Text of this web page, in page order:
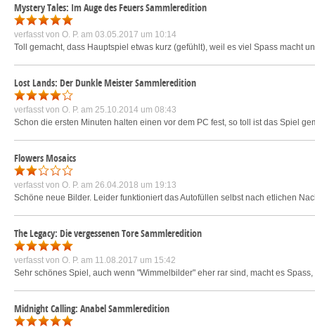
Mystery Tales: Im Auge des Feuers Sammleredition
verfasst von O. P. am 03.05.2017 um 10:14
Toll gemacht, dass Hauptspiel etwas kurz (gefühlt), weil es viel Spass macht
Lost Lands: Der Dunkle Meister Sammleredition
verfasst von O. P. am 25.10.2014 um 08:43
Schon die ersten Minuten halten einen vor dem PC fest, so toll ist das Spiel
Flowers Mosaics
verfasst von O. P. am 26.04.2018 um 19:13
Schöne neue Bilder. Leider funktioniert das Autofüllen selbst nach etlichen
The Legacy: Die vergessenen Tore Sammleredition
verfasst von O. P. am 11.08.2017 um 15:42
Sehr schönes Spiel, auch wenn "Wimmelbilder" eher rar sind, macht es
Midnight Calling: Anabel Sammleredition